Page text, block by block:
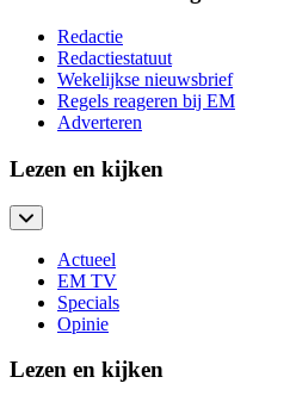
Redactie
Redactiestatuut
Wekelijkse nieuwsbrief
Regels reageren bij EM
Adverteren
Lezen en kijken
Actueel
EM TV
Specials
Opinie
Lezen en kijken